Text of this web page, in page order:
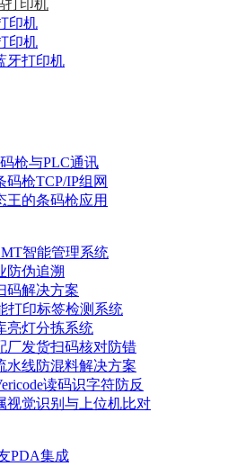
打印机
印机
印机
牙打印机
枪与PLC通讯
码枪TCP/IP组网
王的条码枪应用
智能管理系统
防伪追溯
码解决方案
打印标签检测系统
亮灯分拣系统
厂发货扫码核对防错
水线防混料解决方案
读码识字符防反
视觉识别与上位机比对
PDA集成